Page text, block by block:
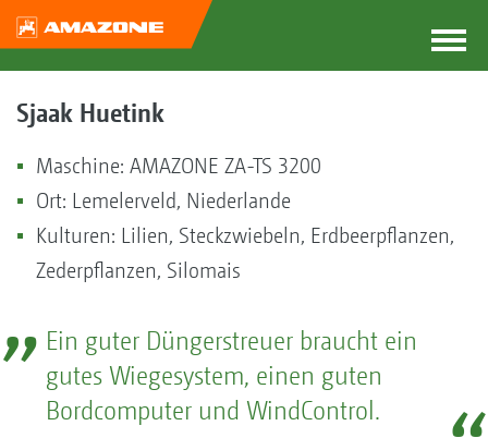
Sjaak Huetink
Maschine: AMAZONE ZA-TS 3200
Ort: Lemelerveld, Niederlande
Kulturen: Lilien, Steckzwiebeln, Erdbeerpflanzen,
Zederpflanzen, Silomais
Ein guter Düngerstreuer braucht ein
gutes Wiegesystem, einen guten
Bordcomputer und WindControl.